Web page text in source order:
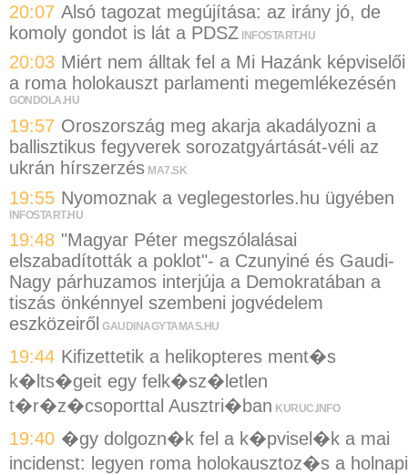
20:07 Alsó tagozat megújítása: az irány jó, de
komoly gondot is lát a PDSZ INFOSTART.HU
20:03 Miért nem álltak fel a Mi Hazánk képviselői
a roma holokauszt parlamenti megemlékezésén
GONDOLA.HU
19:57 Oroszország meg akarja akadályozni a
ballisztikus fegyverek sorozatgyártását-véli az
ukrán hírszerzés MA7.SK
19:55 Nyomoznak a veglegestorles.hu ügyében
INFOSTART.HU
19:48 "Magyar Péter megszólalásai
elszabadították a poklot"- a Czunyiné és Gaudi-
Nagy párhuzamos interjúja a Demokratában a
tiszás önkénnyel szembeni jogvédelem
eszközeiről GAUDINAGYTAMAS.HU
19:44 Kifizettetik a helikopteres ment�s
k�lts�geit egy felk�sz�letlen
t�r�z�csoporttal Ausztri�ban KURUC.INFO
19:40 �gy dolgozn�k fel a k�pvisel�k a mai
incidenst: legyen roma holokausztoz�s a holnapi